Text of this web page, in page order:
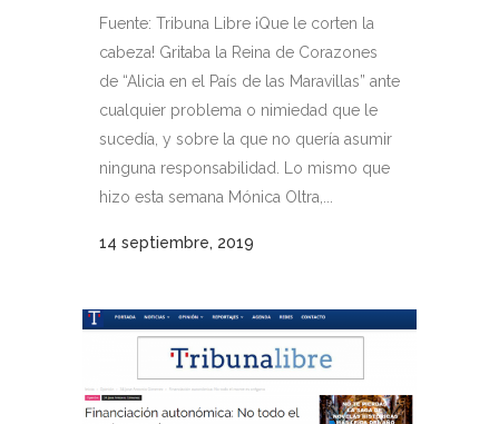
Fuente: Tribuna Libre ¡Que le corten la
cabeza! Gritaba la Reina de Corazones
de “Alicia en el País de las Maravillas” ante
cualquier problema o nimiedad que le
sucedía, y sobre la que no quería asumir
ninguna responsabilidad. Lo mismo que
hizo esta semana Mónica Oltra,...
14 septiembre, 2019